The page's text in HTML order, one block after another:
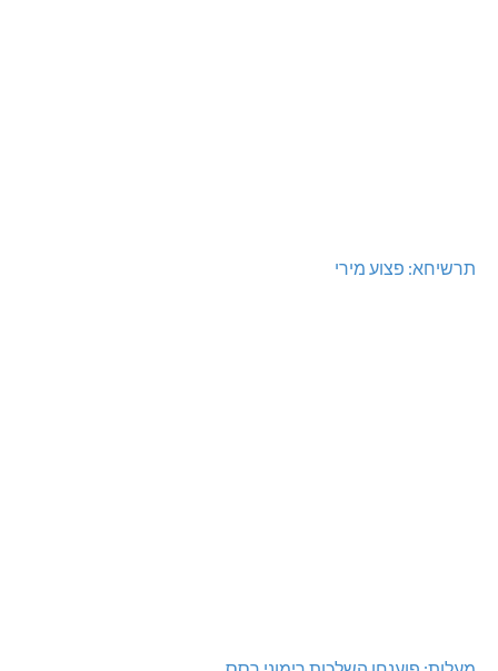
תרשיחא: פצוע מירי